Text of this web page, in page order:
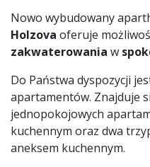
Nowo wybudowany
Holzova oferuje
zakwaterowania w
Do Państwa dyspozycji
apartamentów. Znajduje
jednopokojowych
kuchennym oraz dwa
aneksem kuchennym.